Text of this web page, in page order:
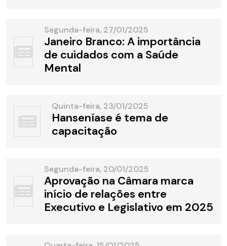
Segunda-feira, 27/01/2025
Janeiro Branco: A importância
de cuidados com a Saúde
Mental
Quinta-feira, 23/01/2025
Hanseníase é tema de
capacitação
Segunda-feira, 20/01/2025
Aprovação na Câmara marca
início de relações entre
Executivo e Legislativo em 2025